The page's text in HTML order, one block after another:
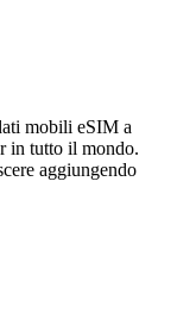
mobili eSIM a
in tutto il mondo.
aggiungendo